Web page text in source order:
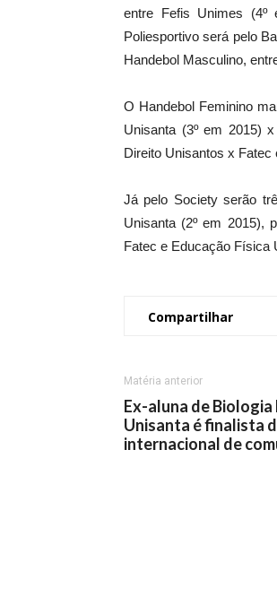
entre Fefis Unimes
Poliesportivo será pelo
Handebol Masculino,
O Handebol Feminino
Unisanta (3º em 2015)
Direito Unisantos x Fatec
Já pelo Society serão
Unisanta (2º em 2015),
Fatec e Educação Física
Compartilhar
Matéria anterior
Ex-aluna de
Unisanta é finalista
internacional de